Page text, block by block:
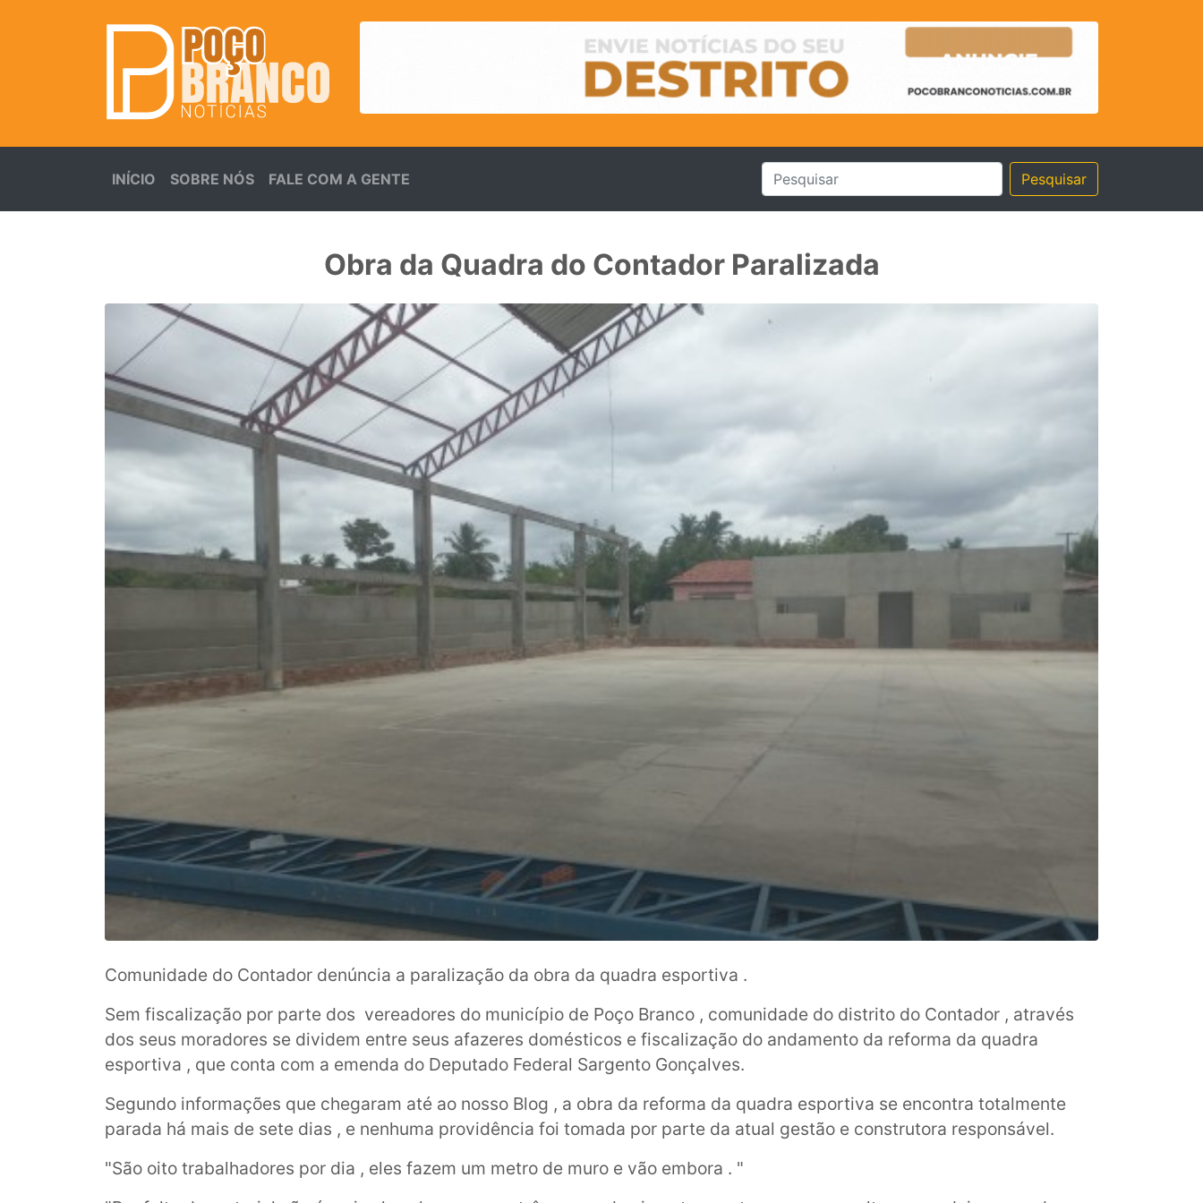
INÍCIO (atual)
SOBRE NÓS FALE COM A GENTE Pesquisar
Obra da Quadra do Contador Paralizada
Comunidade do Contador denúncia a paralização da obra da quadra esportiva .
Sem fiscalização por parte dos vereadores do município de Poço Branco , comunidade do distrito do Contador , através
dos seus moradores se dividem entre seus afazeres domésticos e fiscalização do andamento da reforma da quadra
esportiva , que conta com a emenda do Deputado Federal Sargento Gonçalves.
Segundo informações que chegaram até ao nosso Blog , a obra da reforma da quadra esportiva se encontra totalmente
parada há mais de sete dias , e nenhuma providência foi tomada por parte da atual gestão e construtora responsável.
"São oito trabalhadores por dia , eles fazem um metro de muro e vão embora . "